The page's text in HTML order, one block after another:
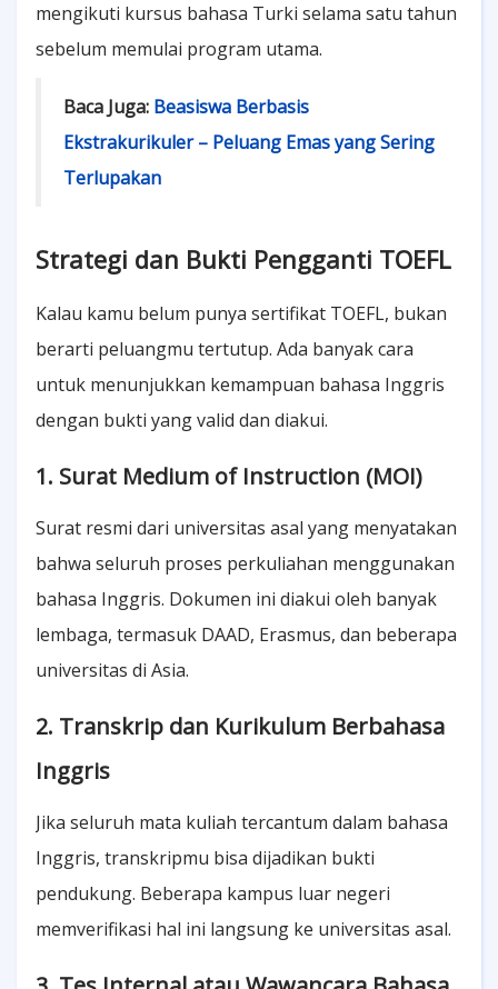
mengikuti kursus bahasa Turki selama satu tahun
sebelum memulai program utama.
Baca Juga: Beasiswa Berbasis
Ekstrakurikuler – Peluang Emas yang Sering
Terlupakan
Strategi dan Bukti Pengganti TOEFL
Kalau kamu belum punya sertifikat TOEFL, bukan
berarti peluangmu tertutup. Ada banyak cara
untuk menunjukkan kemampuan bahasa Inggris
dengan bukti yang valid dan diakui.
1. Surat Medium of Instruction (MOI)
Surat resmi dari universitas asal yang menyatakan
bahwa seluruh proses perkuliahan menggunakan
bahasa Inggris. Dokumen ini diakui oleh banyak
lembaga, termasuk DAAD, Erasmus, dan beberapa
universitas di Asia.
2. Transkrip dan Kurikulum Berbahasa
Inggris
Jika seluruh mata kuliah tercantum dalam bahasa
Inggris, transkripmu bisa dijadikan bukti
pendukung. Beberapa kampus luar negeri
memverifikasi hal ini langsung ke universitas asal.